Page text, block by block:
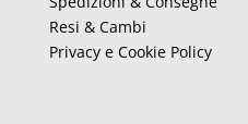
Resi & Cambi
Privacy e Cookie Policy